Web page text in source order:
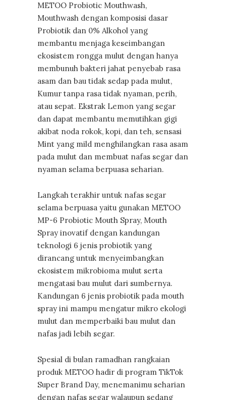
METOO Probiotic Mouthwash,
Mouthwash dengan komposisi dasar
Probiotik dan 0% Alkohol yang
membantu menjaga keseimbangan
ekosistem rongga mulut dengan hanya
membunuh bakteri jahat penyebab rasa
asam dan bau tidak sedap pada mulut,
Kumur tanpa rasa tidak nyaman, perih,
atau sepat. Ekstrak Lemon yang segar
dan dapat membantu memutihkan gigi
akibat noda rokok, kopi, dan teh, sensasi
Mint yang mild menghilangkan rasa asam
pada mulut dan membuat nafas segar dan
nyaman selama berpuasa seharian.
Langkah terakhir untuk nafas segar
selama berpuasa yaitu gunakan METOO
MP-6 Probiotic Mouth Spray, Mouth
Spray inovatif dengan kandungan
teknologi 6 jenis probiotik yang
dirancang untuk menyeimbangkan
ekosistem mikrobioma mulut serta
mengatasi bau mulut dari sumbernya.
Kandungan 6 jenis probiotik pada mouth
spray ini mampu mengatur mikro ekologi
mulut dan memperbaiki bau mulut dan
nafas jadi lebih segar.
Spesial di bulan ramadhan rangkaian
produk METOO hadir di program TikTok
Super Brand Day, menemanimu seharian
dengan nafas segar walaupun sedang